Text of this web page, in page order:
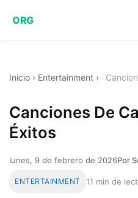
ORG
Inicio › Entertainment ›
Canciones De
Éxitos
lunes, 9 de febrero de 2026Por
ENTERTAINMENT 11 min de